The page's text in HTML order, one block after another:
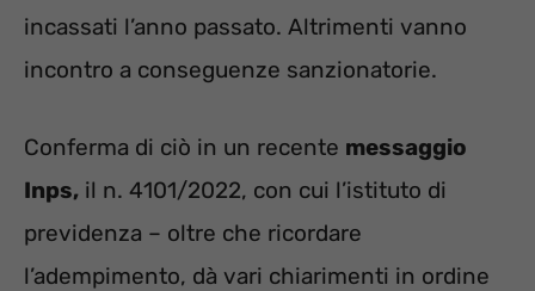
incassati l’anno passato. Altrimenti vanno
incontro a conseguenze sanzionatorie.
Conferma di ciò in un recente messaggio
Inps, il n. 4101/2022, con cui l’istituto di
previdenza – oltre che ricordare
l’adempimento, dà vari chiarimenti in ordine